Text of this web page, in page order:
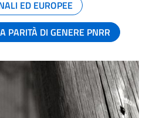
ED EUROPEE
PARITÀ DI GENERE PNRR